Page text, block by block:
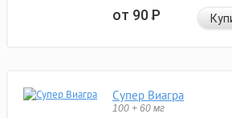
от 90Р
Супер Виагра
100 + 60 мг